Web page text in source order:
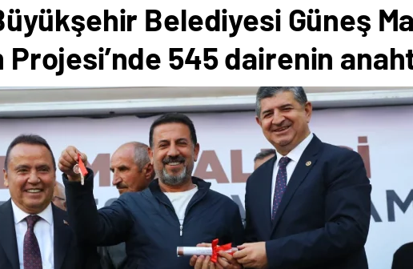
Belediyesi Güneş
Projesi’nde 545 dairenin